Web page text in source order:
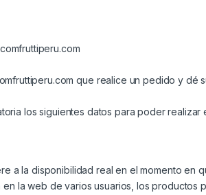
que realice un pedido y dé
los siguientes datos para poder
a la disponibilidad real en el momento en
la web de varios usuarios, los